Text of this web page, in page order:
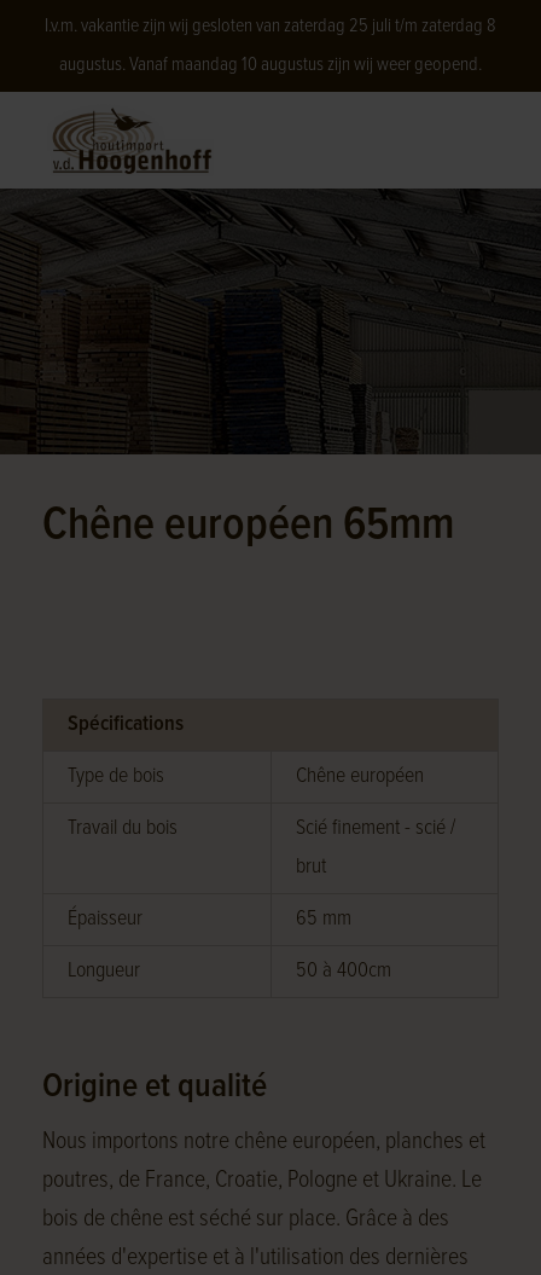
I.v.m. vakantie zijn wij gesloten van zaterdag 25 juli t/m zaterdag 8
augustus. Vanaf maandag 10 augustus zijn wij weer geopend.
Chêne européen 65mm
Spécifications
Type de bois
Chêne européen
Travail du bois
Scié finement - scié /
brut
Épaisseur
65 mm
Longueur
50 à 400cm
Origine et qualité
Nous importons notre chêne européen, planches et
poutres, de France, Croatie, Pologne et Ukraine. Le
bois de chêne est séché sur place. Grâce à des
années d'expertise et à l'utilisation des dernières